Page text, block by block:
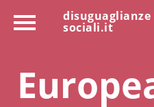
disuguaglianze
sociali.it